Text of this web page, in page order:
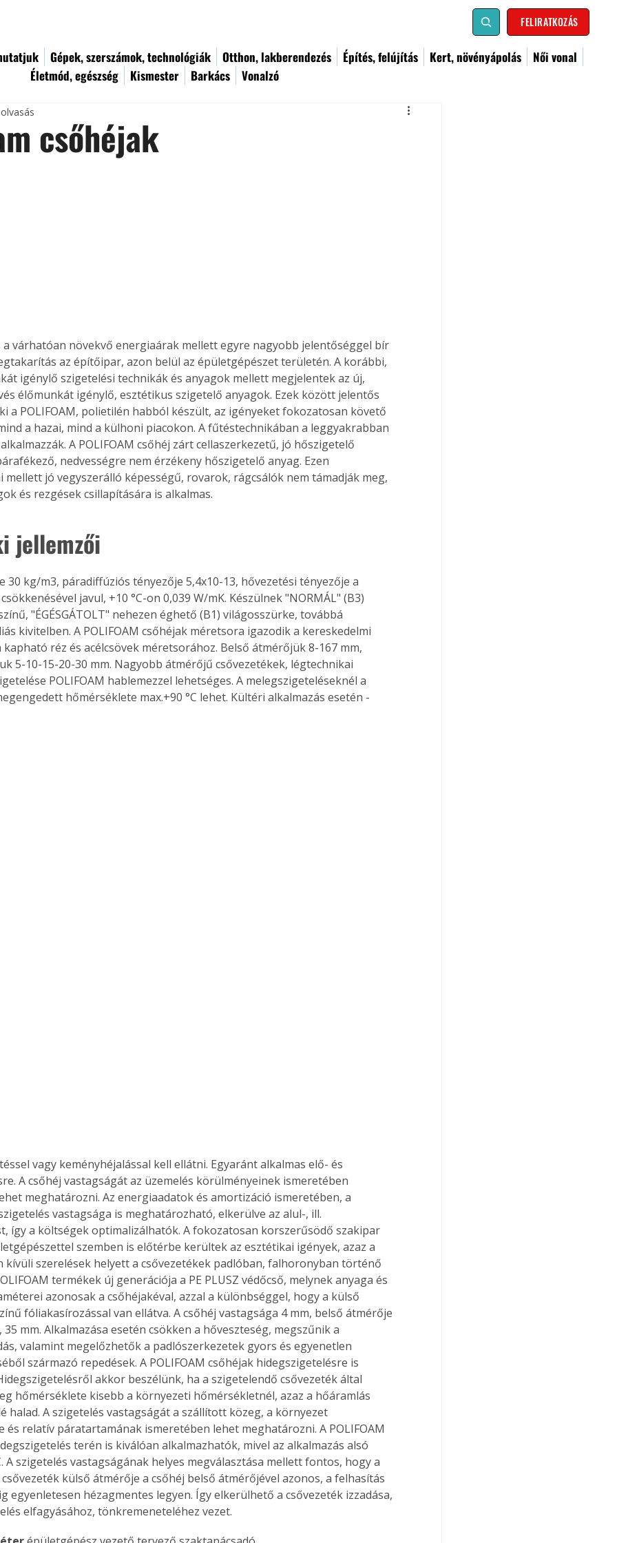
FELIRATKOZÁS
Gépek, szerszámok, technológiák Otthon, lakberendezés Építés, felújítás Kert, növényápolás
Női vonal
Életmód, egészség
Kismester Barkács Vonalzó
az
Old
új,
egyedi
vagy
is
Bárhol,
Együtt jobban megéri!
Bővebb információ itt!
Együtt jobban megéri! A
könyvek tetszőleges
párosítással kedvezményes
áron, 0 Ft postaköltséggel
megrendelhetők!
csőhéjak
a várhatóan növekvő energiaárak mellett egyre nagyobb jelentőséggel bír
az építőipar, azon belül az épületgépészet területén. A korábbi,
igénylő szigetelési technikák és anyagok mellett megjelentek az új,
élőmunkát igénylő, esztétikus szigetelő anyagok. Ezek között jelentős
a POLIFOAM, polietilén habból készült, az igényeket fokozatosan követő
a hazai, mind a külhoni piacokon. A fűtéstechnikában a leggyakrabban
A POLIFOAM csőhéj zárt cellaszerkezetű, jó hőszigetelő
nedvességre nem érzékeny hőszigetelő anyag. Ezen
mellett jó vegyszerálló képességű, rovarok, rágcsálók nem támadják meg,
és rezgések csillapítására is alkalmas.
jellemzői
30 kg/m3, páradiffúziós tényezője 5,4x10-13, hővezetési tényezője a
javul, +10 °C-on 0,039 W/mK. Készülnek "NORMÁL" (B3)
"ÉGÉSGÁTOLT" nehezen éghető (B1) világosszürke, továbbá
kivitelben. A POLIFOAM csőhéjak méretsora igazodik a kereskedelmi
réz és acélcsövek méretsorához. Belső átmérőjük 8-167 mm,
5-10-15-20-30 mm. Nagyobb átmérőjű csővezetékek, légtechnikai
POLIFOAM hablemezzel lehetséges. A melegszigeteléseknél a
hőmérséklete max.+90 °C lehet. Kültéri alkalmazás esetén -
A csőhéj vastagságát az üzemelés körülményeinek ismeretében
meghatározni. Az energiaadatok és amortizáció ismeretében, a
vastagsága is meghatározható, elkerülve az alul-, ill.
így a költségek optimalizálhatók. A fokozatosan korszerűsödő szakipar
szemben is előtérbe kerültek az esztétikai igények, azaz a
kívüli szerelések helyett a csővezetékek padlóban, falhoronyban történő
termékek új generációja a PE PLUSZ védőcső, melynek anyaga és
azonosak a csőhéjakéval, azzal a különbséggel, hogy a külső
fóliakasírozással van ellátva. A csőhéj vastagsága 4 mm, belső átmérője
35 mm. Alkalmazása esetén csökken a hőveszteség, megszűnik a
valamint megelőzhetők a padlószerkezetek gyors és egyenetlen
származó repedések. A POLIFOAM csőhéjak hidegszigetelésre is
akkor beszélünk, ha a szigetelendő csővezeték által
hőmérséklete kisebb a környezeti hőmérsékletnél, azaz a hőáramlás
halad. A szigetelés vastagságát a szállított közeg, a környezet
és relatív páratartamának ismeretében lehet meghatározni. A POLIFOAM
terén is kiválóan alkalmazhatók, mivel az alkalmazás alsó
A szigetelés vastagságának helyes megválasztása mellett fontos, hogy a
külső átmérője a csőhéj belső átmérőjével azonos, a felhasítás
egyenletesen hézagmentes legyen. Így elkerülhető a csővezeték izzadása,
elfagyásához, tönkremeneteléhez vezet.